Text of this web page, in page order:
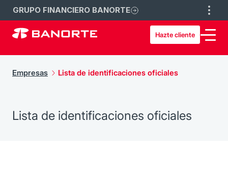
GRUPO FINANCIERO BANORTE
Hazte cliente
Empresas Lista de identificaciones oficiales
Lista de identificaciones oficiales